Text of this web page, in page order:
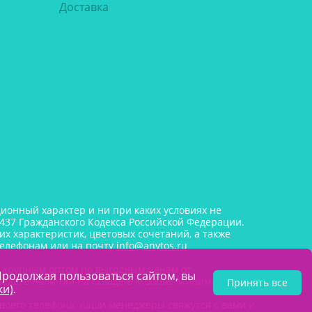
Доставка
характер и ни при каких условиях не
Гражданского Кодекса Российской Федерации.
характеристик, цветовых сочетаний, а также
или на почтуinfo@anytos.ru
оптом по выгодным ценам от
в наличии на складе в Москве. Минимальная
телефона, наши менеджеры свяжутся с вами и
пользоваться сайтом, вы
. Принять все